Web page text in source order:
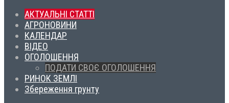
АКТУАЛЬНІ СТАТТІ
АГРОНОВИНИ
КАЛЕНДАР
ВІДЕО
ОГОЛОШЕННЯ
ПОДАТИ СВОЄ ОГОЛОШЕННЯ
РИНОК ЗЕМЛІ
Збереження грунту